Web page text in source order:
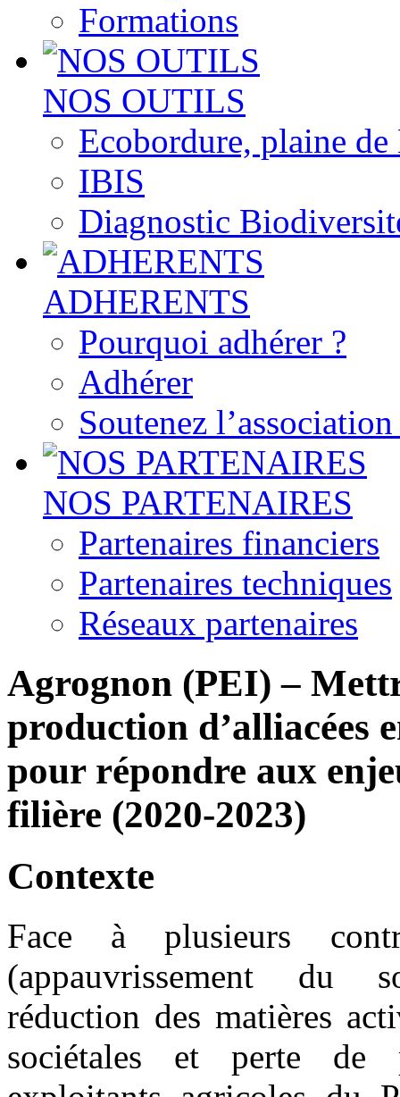
Formations
NOS OUTILS
Ecobordure, plaine de
IBIS
Diagnostic
ADHERENTS
Pourquoi adhérer ?
Adhérer
Soutenez
NOS PARTENAIRES
Partenaires financiers
Partenaires techniques
Réseaux partenaires
Agrognon (PEI) –
production d’alliacées
pour répondre aux
filière (2020-2023)
Contexte
Face à plusieurs
(appauvrissement du
réduction des matières
sociétales et perte de